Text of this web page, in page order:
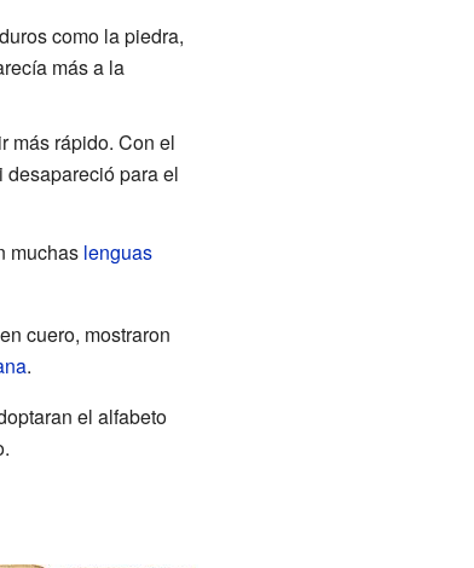
como la piedra,
más a la
más rápido. Con el
desapareció para el
muchas lenguas
cuero, mostraron
.
el alfabeto